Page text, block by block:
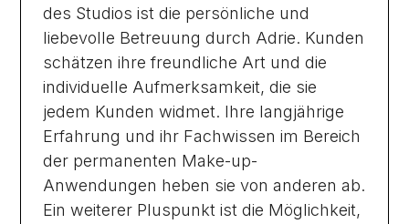
des Studios ist die persönliche und
liebevolle Betreuung durch Adrie. Kunden
schätzen ihre freundliche Art und die
individuelle Aufmerksamkeit, die sie
jedem Kunden widmet. Ihre langjährige
Erfahrung und ihr Fachwissen im Bereich
der permanenten Make-up-
Anwendungen heben sie von anderen ab.
Ein weiterer Pluspunkt ist die Möglichkeit,